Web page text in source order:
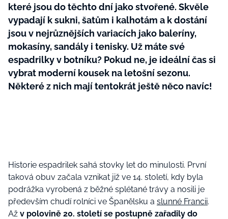
které jsou do těchto dní jako stvořené. Skvěle
vypadají k sukni, šatům i kalhotám a k dostání
jsou v nejrůznějších variacích jako baleríny,
mokasíny, sandály i tenisky. Už máte své
espadrilky v botníku? Pokud ne, je ideální čas si
vybrat moderní kousek na letošní sezonu.
Některé z nich mají tentokrát ještě něco navíc!
Historie espadrilek sahá stovky let do minulosti. První
taková obuv začala vznikat již ve 14. století, kdy byla
podrážka vyrobená z běžné splétané trávy a nosili je
především chudí rolníci ve Španělsku a slunné Francii.
Až v polovině 20. století se postupně zařadily do